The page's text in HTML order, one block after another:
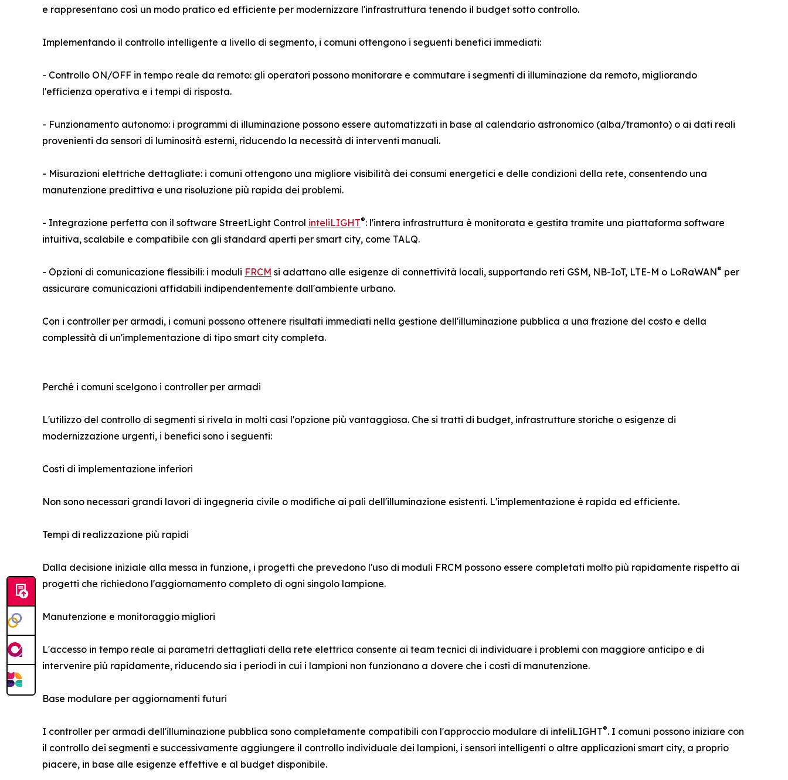
e rappresentano così un modo pratico ed efficiente per modernizzare l'infrastruttura tenendo il budget sotto controllo.
Implementando il controllo intelligente a livello di segmento, i comuni ottengono i seguenti benefici immediati:
- Controllo ON/OFF in tempo reale da remoto: gli operatori possono monitorare e commutare i segmenti di illuminazione da remoto, migliorando
l'efficienza operativa e i tempi di risposta.
- Funzionamento autonomo: i programmi di illuminazione possono essere automatizzati in base al calendario astronomico (alba/tramonto) o ai dati reali
provenienti da sensori di luminosità esterni, riducendo la necessità di interventi manuali.
- Misurazioni elettriche dettagliate: i comuni ottengono una migliore visibilità dei consumi energetici e delle condizioni della rete, consentendo una
manutenzione predittiva e una risoluzione più rapida dei problemi.
- Integrazione perfetta con il software StreetLight Control inteliLIGHT®: l'intera infrastruttura è monitorata e gestita tramite una piattaforma software
intuitiva, scalabile e compatibile con gli standard aperti per smart city, come TALQ.
- Opzioni di comunicazione flessibili: i moduli FRCM si adattano alle esigenze di connettività locali, supportando reti GSM, NB-IoT, LTE-M o LoRaWAN® per
assicurare comunicazioni affidabili indipendentemente dall'ambiente urbano.
Con i controller per armadi, i comuni possono ottenere risultati immediati nella gestione dell'illuminazione pubblica a una frazione del costo e della
complessità di un'implementazione di tipo smart city completa.
Perché i comuni scelgono i controller per armadi
L'utilizzo del controllo di segmenti si rivela in molti casi l'opzione più vantaggiosa. Che si tratti di budget, infrastrutture storiche o esigenze di
modernizzazione urgenti, i benefici sono i seguenti:
Costi di implementazione inferiori
Non sono necessari grandi lavori di ingegneria civile o modifiche ai pali dell'illuminazione esistenti. L'implementazione è rapida ed efficiente.
Tempi di realizzazione più rapidi
Dalla decisione iniziale alla messa in funzione, i progetti che prevedono l'uso di moduli FRCM possono essere completati molto più rapidamente rispetto ai
progetti che richiedono l'aggiornamento completo di ogni singolo lampione.
Manutenzione e monitoraggio migliori
L'accesso in tempo reale ai parametri dettagliati della rete elettrica consente ai team tecnici di individuare i problemi con maggiore anticipo e di
intervenire più rapidamente, riducendo sia i periodi in cui i lampioni non funzionano a dovere che i costi di manutenzione.
Base modulare per aggiornamenti futuri
I controller per armadi dell'illuminazione pubblica sono completamente compatibili con l'approccio modulare di inteliLIGHT®. I comuni possono iniziare con
il controllo dei segmenti e successivamente aggiungere il controllo individuale dei lampioni, i sensori intelligenti o altre applicazioni smart city, a proprio
piacere, in base alle esigenze effettive e al budget disponibile.